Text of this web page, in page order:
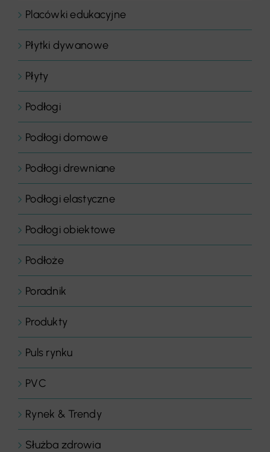
Placówki edukacyjne
Płytki dywanowe
Płyty
Podłogi
Podłogi domowe
Podłogi drewniane
Podłogi elastyczne
Podłogi obiektowe
Podłoże
Poradnik
Produkty
Puls rynku
PVC
Rynek & Trendy
Służba zdrowia